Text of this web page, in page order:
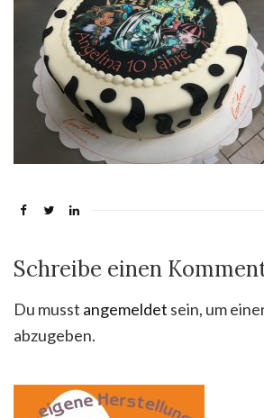
Schreibe einen
Du musst angemeldet sein, um
abzugeben.